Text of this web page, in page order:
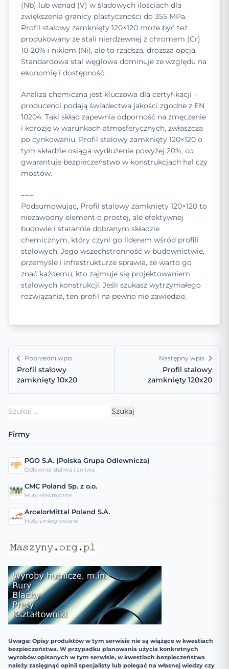
(Nb) lub wanad (V) w śladowych ilościach dla
zwiększenia granicy plastyczności do 355 MPa.
Profil stalowy zamknięty 120×120 może być też
produkowany ze stali nierdzewnej z chromem (Cr)
10-20% i niklem (Ni), ale to rzadsza, droższa opcja.
Standardowa stal węglowa dominuje ze względu na
ekonomię i dostępność.
Analiza chemiczna jest kluczowa dla certyfikacji –
producenci podają świadectwa jakości zgodne z EN
10204. Taki skład zapewnia odporność na zmęczenie
i korozję w warunkach atmosferycznych, zwłaszcza
po cynkowaniu. Profil stalowy zamknięty 120×120 o
tym składzie osiąga wydłużenie powyżej 20%, co
gwarantuje bezpieczeństwo w konstrukcjach hal czy
mostów.
===
Podsumowując, Profil stalowy zamknięty 120×120 to
niezawodny element o prostej, ale efektywnej
budowie i starannie dobranym składzie
chemicznym, który czyni go liderem wśród profili
stalowych. Jego wszechstronność w budownictwie,
przemyśle i infrastrukturze sprawia, że warto go
znać każdemu, kto zajmuje się projektowaniem
stalowych konstrukcji. Jeśli szukasz wytrzymałego
rozwiązania, ten profil na pewno nie zawiedzie.
Poprzedni wpis
Profil stalowy
zamknięty 10x20
Następny wpis
Profil stalowy
zamknięty 120x20
Szukaj:
Firmy
PGO S.A. (Polska Grupa Odlewnicza)
Odlewnie staliwa i żeliwa
CMC Poland Sp. z o.o.
Huty elektryczne
ArcelorMittal Poland S.A.
Huty zintegrowane
Uwaga: Opisy produktów w tym serwisie nie są wiążące w kwestiach
bezpieczeństwa. W przypadku planowania użycia konkretnych
wyrobów opisanych w tym serwisie, w kwestiach bezpieczeństwa
należy zasięgnąć opinii specjalisty lub polegać na własnej wiedzy czy